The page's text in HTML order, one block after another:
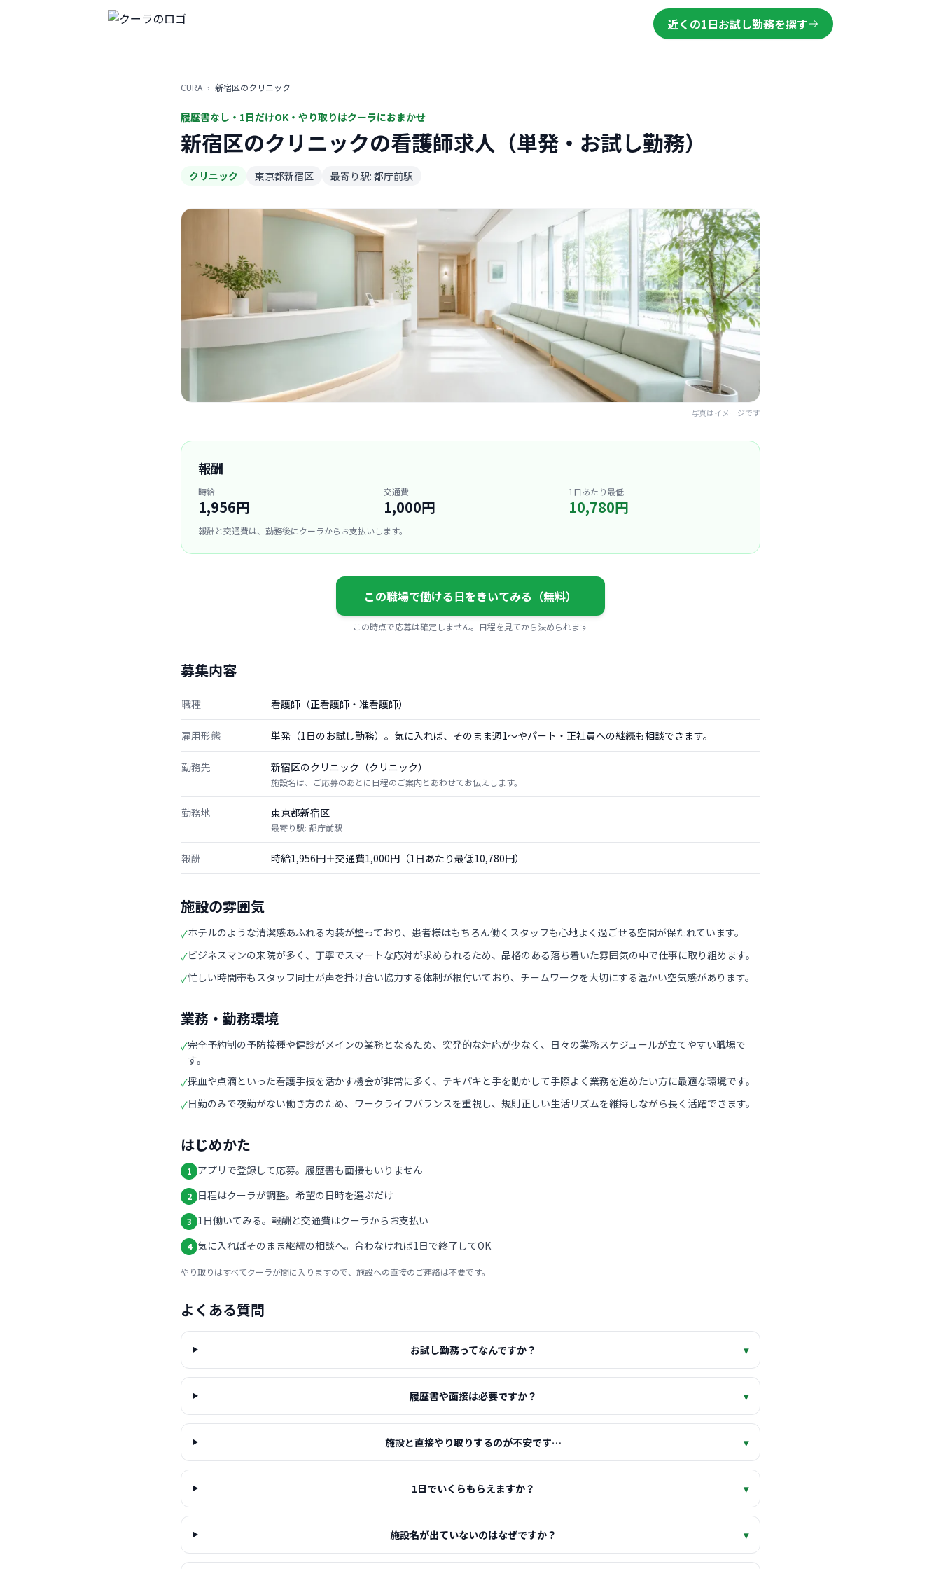
近くの1日お試し勤務を探す
CURA › 新宿区のクリニック
履歴書なし・1日だけOK・やり取りはクーラにおまかせ
新宿区のクリニックの看護師求人（単発・お試し勤務）
クリニック 東京都新宿区 最寄り駅: 都庁前駅
写真はイメージです
報酬
時給
1,956円
交通費
1,000円
1日あたり最低
10,780円
報酬と交通費は、勤務後にクーラからお支払いします。
この職場で働ける日をきいてみる（無料）
この時点で応募は確定しません。日程を見てから決められます
募集内容
職種 看護師（正看護師・准看護師）
雇用形態 単発（1日のお試し勤務）。気に入れば、そのまま週1〜やパート・正社員への継続も相談できます。
勤務先 新宿区のクリニック（クリニック）
施設名は、ご応募のあとに日程のご案内とあわせてお伝えします。
勤務地 東京都新宿区
最寄り駅: 都庁前駅
報酬 時給1,956円＋交通費1,000円（1日あたり最低10,780円）
施設の雰囲気
✓ホテルのような清潔感あふれる内装が整っており、患者様はもちろん働くスタッフも心地よく過ごせる空間が保たれています。
✓ビジネスマンの来院が多く、丁寧でスマートな応対が求められるため、品格のある落ち着いた雰囲気の中で仕事に取り組めます。
✓忙しい時間帯もスタッフ同士が声を掛け合い協力する体制が根付いており、チームワークを大切にする温かい空気感があります。
業務・勤務環境
✓完全予約制の予防接種や健診がメインの業務となるため、突発的な対応が少なく、日々の業務スケジュールが立てやすい職場で
す。
✓採血や点滴といった看護手技を活かす機会が非常に多く、テキパキと手を動かして手際よく業務を進めたい方に最適な環境です。
✓日勤のみで夜勤がない働き方のため、ワークライフバランスを重視し、規則正しい生活リズムを維持しながら長く活躍できます。
はじめかた
1 アプリで登録して応募。履歴書も面接もいりません
2 日程はクーラが調整。希望の日時を選ぶだけ
3 1日働いてみる。報酬と交通費はクーラからお支払い
4 気に入ればそのまま継続の相談へ。合わなければ1日で終了してOK
やり取りはすべてクーラが間に入りますので、施設への直接のご連絡は不要です。
よくある質問
お試し勤務ってなんですか？ ▾
履歴書や面接は必要ですか？ ▾
施設と直接やり取りするのが不安です… ▾
1日でいくらもらえますか？ ▾
施設名が出ていないのはなぜですか？ ▾